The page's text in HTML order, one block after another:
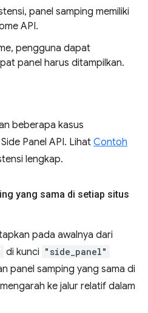
panel samping memiliki
API.
pengguna dapat
panel harus ditampilkan.
beberapa kasus
Panel API. Lihat Contoh
lengkap.
yang sama di setiap situs
pada awalnya dari
di kunci "side_panel"
panel samping yang sama di
ke jalur relatif dalam